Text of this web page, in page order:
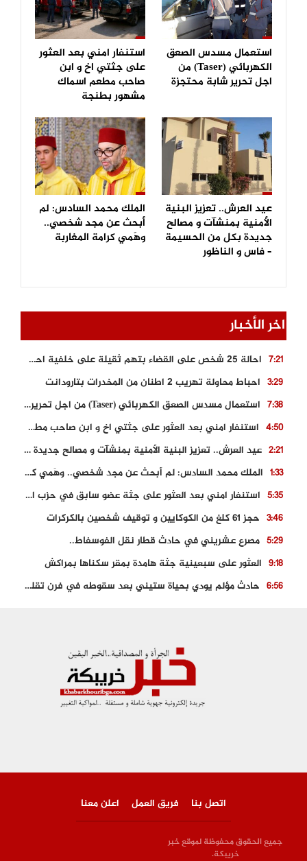
استعمال مسدس الصعق
الكهربائي (Taser) من
اجل تحرير شابة محتجزة
استنفار امني بعد العثور
على جثتي اخ و ابن
صاحب مطعم اسماك
مشهور بطنجة
عيد العرش.. تعزيز البنية
الأمنية بمنشآت و مصالح
جديدة بكل من الحسيمة
– فاس و الناظور
الملك محمد السادس: لم
أبحث عن مجد شخصي..
وهَمي كرامة المغاربة
اخر الأخبار
7:21
احالة 25 شخص على القضاء بتهم ثقيلة على خلفية احداث المناطق الشمالية
3:29 احباط محاولة تهريب 2 اطنان من المخدرات بتارودانت
7:38
استعمال مسدس الصعق الكهربائي (Taser) من اجل تحرير شابة محتجزة
4:50
استنفار امني بعد العثور على جثتي اخ و ابن صاحب مطعم اسماك مشهور بطنجة
2:21
عيد العرش.. تعزيز البنية الأمنية بمنشآت و مصالح جديدة بكل من الحسيمة – فاس و الناظور
1:33
الملك محمد السادس: لم أبحث عن مجد شخصي.. وهَمي كرامة المغاربة
5:35
استنفار امني بعد العثور على جثة عضو سابق في حزب المصباح بالقنيطرة..
3:46 حجز 61 كلغ من الكوكايين و توقيف شخصين بالكركرات
5:29 مصرع عشريني في حادث قطار نقل الفوسفاط..
9:18 العثور على سبعينية جثة هامدة بمقر سكناها بمراكش
6:56
حادث مؤلم يودي بحياة ستيني بعد سقوطه في فرن تقليدي “للجير”
اتصل بنا فريق العمل اعلن معنا
جميع الحقوق محفوظة لموقع خبر
خريبكة.